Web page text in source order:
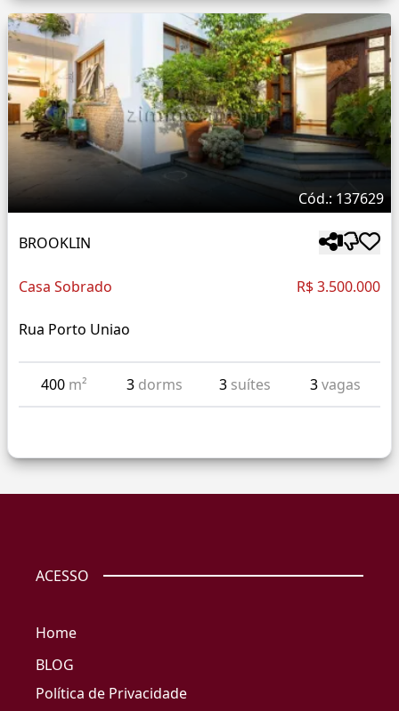
Cód.: 137629
BROOKLIN
Casa Sobrado R$ 3.500.000
Rua Porto Uniao
400 m² 3 dorms 3 suítes 3vagas
ACESSO
Home
BLOG
Política de Privacidade